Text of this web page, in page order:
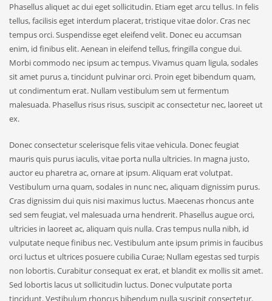
Phasellus aliquet ac dui eget sollicitudin. Etiam eget arcu tellus. In felis
tellus, facilisis eget interdum placerat, tristique vitae dolor. Cras nec
tempus orci. Suspendisse eget eleifend velit. Donec eu accumsan
enim, id finibus elit. Aenean in eleifend tellus, fringilla congue dui.
Morbi commodo nec ipsum ac tempus. Vivamus quam ligula, sodales
sit amet purus a, tincidunt pulvinar orci. Proin eget bibendum quam,
ut condimentum erat. Nullam vestibulum sem ut fermentum
malesuada. Phasellus risus risus, suscipit ac consectetur nec, laoreet ut
ex.
Donec consectetur scelerisque felis vitae vehicula. Donec feugiat
mauris quis purus iaculis, vitae porta nulla ultricies. In magna justo,
auctor eu pharetra ac, ornare at ipsum. Aliquam erat volutpat.
Vestibulum urna quam, sodales in nunc nec, aliquam dignissim purus.
Cras dignissim dui quis nisi maximus luctus. Maecenas rhoncus ante
sed sem feugiat, vel malesuada urna hendrerit. Phasellus augue orci,
ultricies in laoreet ac, aliquam quis nulla. Cras tempus nulla nibh, id
vulputate neque finibus nec. Vestibulum ante ipsum primis in faucibus
orci luctus et ultrices posuere cubilia Curae; Nullam egestas sed turpis
non lobortis. Curabitur consequat ex erat, et blandit ex mollis sit amet.
Sed lobortis lacus ut sollicitudin luctus. Donec vulputate porta
tincidunt. Vestibulum rhoncus bibendum nulla suscipit consectetur.